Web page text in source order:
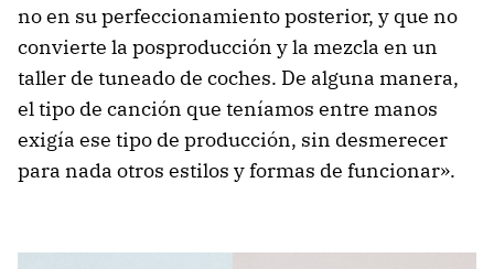
no en su perfeccionamiento posterior, y que no
convierte la posproducción y la mezcla en un
taller de tuneado de coches. De alguna manera,
el tipo de canción que teníamos entre manos
exigía ese tipo de producción, sin desmerecer
para nada otros estilos y formas de funcionar».